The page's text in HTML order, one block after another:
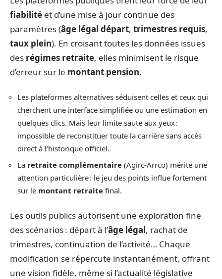
fiabilité et d’une mise à jour continue des
paramètres (âge légal départ, trimestres requis,
taux plein). En croisant toutes les données issues
des régimes retraite, elles minimisent le risque
d’erreur sur le montant pension.
Les plateformes alternatives séduisent celles et ceux qui
cherchent une interface simplifiée ou une estimation en
quelques clics. Mais leur limite saute aux yeux :
impossible de reconstituer toute la carrière sans accès
direct à l’historique officiel.
La retraite complémentaire (Agirc-Arrco) mérite une
attention particulière : le jeu des points influe fortement
sur le montant retraite final.
Les outils publics autorisent une exploration fine
des scénarios : départ à l’âge légal, rachat de
trimestres, continuation de l’activité… Chaque
modification se répercute instantanément, offrant
une vision fidèle, même si l’actualité législative